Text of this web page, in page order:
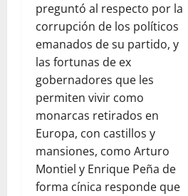
preguntó al respecto por la
corrupción de los políticos
emanados de su partido, y
las fortunas de ex
gobernadores que les
permiten vivir como
monarcas retirados en
Europa, con castillos y
mansiones, como Arturo
Montiel y Enrique Peña de
forma cínica responde que